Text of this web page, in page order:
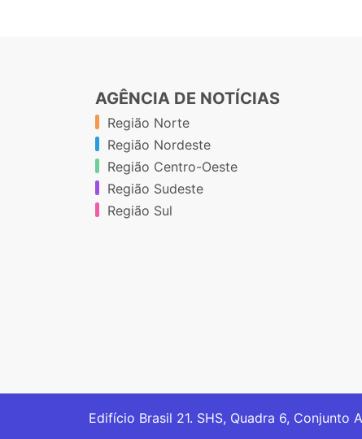
AGÊNCIA DE NOTÍCIAS
Região Norte
Região Nordeste
Região Centro-Oeste
Região Sudeste
Região Sul
Edifício Brasil 21. SHS, Quadra 6, Conjunto